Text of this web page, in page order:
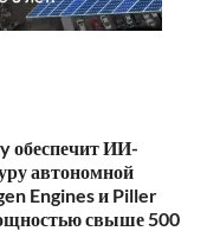
обеспечит ИИ-
автономной
Engines и Piller
свыше 500